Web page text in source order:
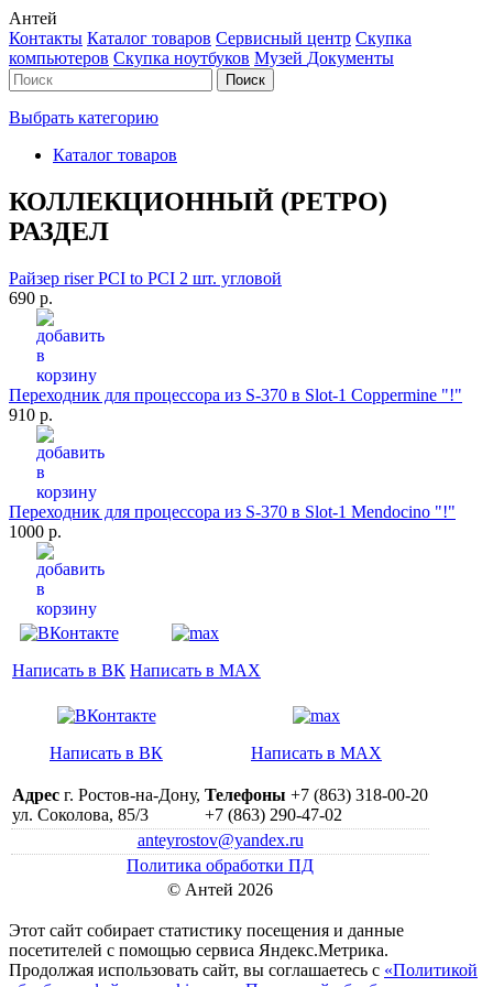
Антей
Контакты Каталог товаров Сервисный центр Cкупка
компьютеров Cкупка ноутбуков Музей Документы
Выбрать категорию
Каталог товаров
КОЛЛЕКЦИОННЫЙ (РЕТРО)
РАЗДЕЛ
Райзер riser PCI to PCI 2 шт. угловой
690 р.
Переходник для процессора из S-370 в Slot-1 Coppermine "!"
910 р.
Переходник для процессора из S-370 в Slot-1 Mendocino "!"
1000 р.
Написать в ВК Написать в MAX
Написать в ВК Написать в MAX
Адрес г. Ростов-на-Дону,
ул. Соколова, 85/3
Телефоны +7 (863) 318-00-20
+7 (863) 290-47-02
anteyrostov@yandex.ru
Политика обработки ПД
© Антей 2026
Этот сайт собирает статистику посещения и данные
посетителей c помощью сервиса Яндекс.Метрика.
Продолжая использовать сайт, вы соглашаетесь с «Политикой